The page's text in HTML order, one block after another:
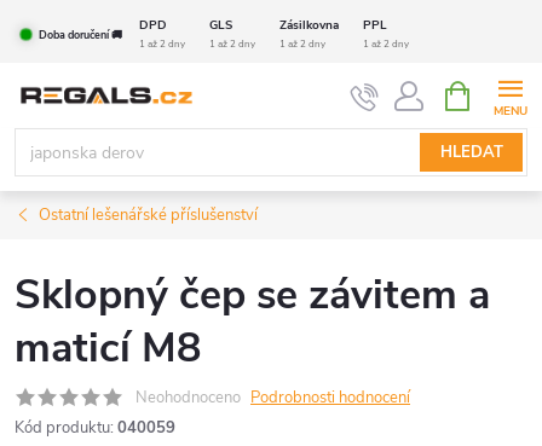
Doba doručení 🚚
DPD GLS Zásilkovna PPL
1 až 2 dny 1 až 2 dny 1 až 2 dny 1 až 2 dny
HLEDAT
NÁKUPNÍ
KOŠÍK
Ostatní lešenářské příslušenství
Sklopný čep se závitem a
maticí M8
Neohodnoceno Podrobnosti hodnocení
Kód produktu: 040059